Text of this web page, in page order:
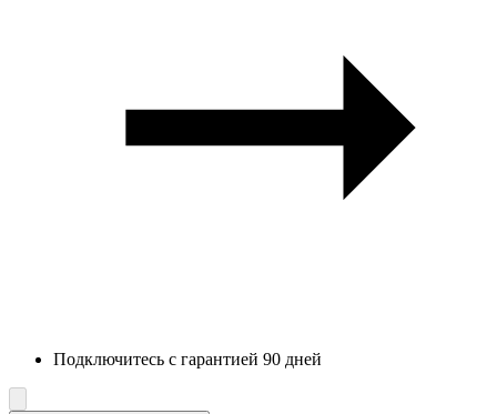
Подключитесь с гарантией 90 дней